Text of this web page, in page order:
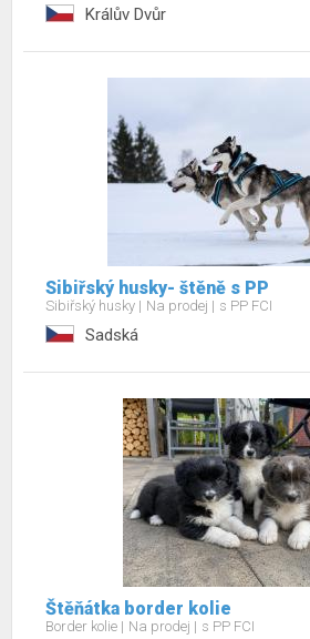
Králův Dvůr
Sibiřský husky- štěně s PP
Sibiřský husky Na prodej s PP FCI
Sadská
Štěňátka border kolie
Border kolie Na prodej s PP FCI